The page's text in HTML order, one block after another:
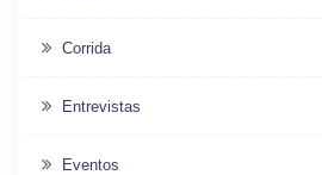
Corrida
Entrevistas
Eventos